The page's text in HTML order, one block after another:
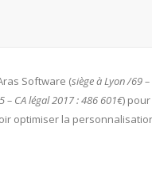
Software (siège à Lyon /69 –
CA légal 2017 : 486 601€) pour
optimiser la